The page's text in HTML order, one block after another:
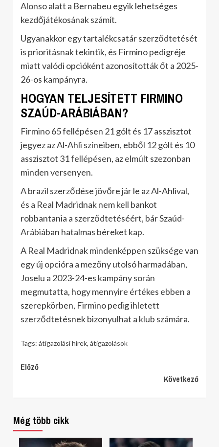
Alonso alatt a Bernabeu egyik lehetséges
kezdőjátékosának számít.
Ugyanakkor egy tartalékcsatár szerződtetését
is prioritásnak tekintik, és Firmino pedigréje
miatt valódi opcióként azonosították őt a 2025-
26-os kampányra.
HOGYAN TELJESÍTETT FIRMINO
SZAÚD-ARÁBIÁBAN?
Firmino 65 fellépésen 21 gólt és 17 asszisztot
jegyez az Al-Ahli színeiben, ebből 12 gólt és 10
asszisztot 31 fellépésen, az elmúlt szezonban
minden versenyen.
A brazil szerződése jövőre jár le az Al-Ahlival,
és a Real Madridnak nem kell bankot
robbantania a szerződtetéséért, bár Szaúd-
Arábiában hatalmas béreket kap.
A Real Madridnak mindenképpen szüksége van
egy új opcióra a mezőny utolsó harmadában,
Joselu a 2023-24-es kampány során
megmutatta, hogy mennyire értékes ebben a
szerepkörben, Firmino pedig ihletett
szerződtetésnek bizonyulhat a klub számára.
Tags: átigazolási hírek, átigazolások
Continue
Előző
Következő
Még több cikk